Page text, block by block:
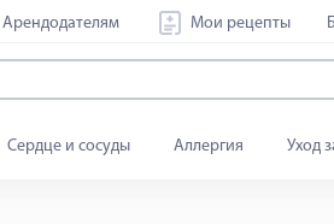
Арендодателям Мои рецепты
Сердце и сосуды Аллергия Уход